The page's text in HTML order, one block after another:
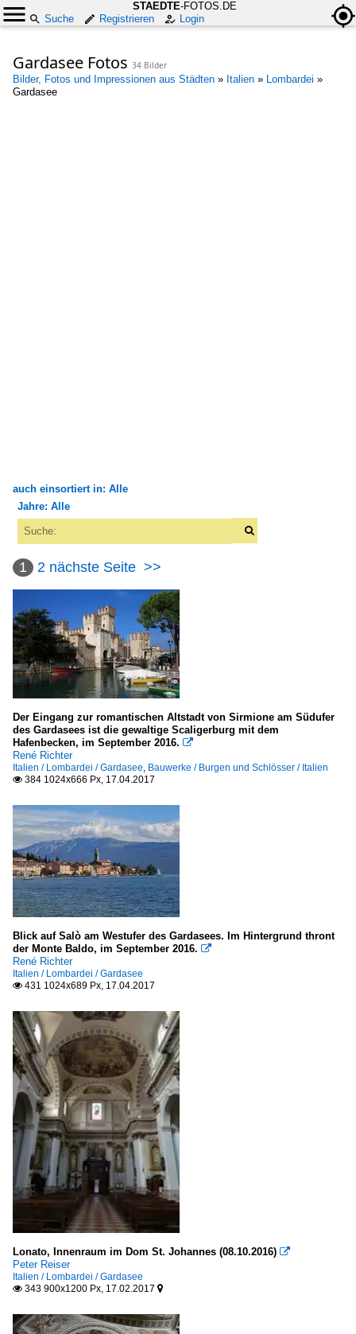
STAEDTE-FOTOS.DE
Suche
Registrieren Login
Gardasee Fotos 34 Bilder
Bilder, Fotos und Impressionen aus Städten » Italien » Lombardei »
Gardasee
auch einsortiert in: Alle
Alle Kategorien
Bauwerke
Burgen und Schlösser
Italien
Jahre: Alle
2011
2013
2016
1 2 nächste Seite >>
Der Eingang zur romantischen Altstadt von Sirmione am Südufer
des Gardasees ist die gewaltige Scaligerburg mit dem
Hafenbecken, im September 2016. 
René Richter
Italien / Lombardei / Gardasee, Bauwerke / Burgen und Schlösser / Italien
 384 1024x666 Px, 17.04.2017
Blick auf Salò am Westufer des Gardasees. Im Hintergrund thront
der Monte Baldo, im September 2016. 
René Richter
Italien / Lombardei / Gardasee
 431 1024x689 Px, 17.04.2017
Lonato, Innenraum im Dom St. Johannes (08.10.2016) 
Peter Reiser
Italien / Lombardei / Gardasee
 343 900x1200 Px, 17.02.2017 